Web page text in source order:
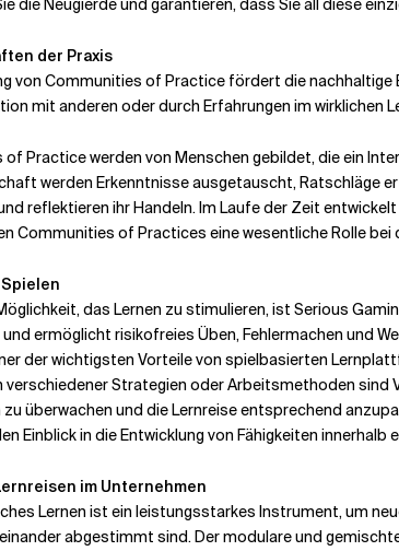
die Neugierde und garantieren, dass Sie all diese
der Praxis
von Communities of Practice fördert die nachhaltige
mit anderen oder durch Erfahrungen im wirklichen
Practice werden von Menschen gebildet, die ein
werden Erkenntnisse ausgetauscht, Ratschläge
reflektieren ihr Handeln. Im Laufe der Zeit
Communities of Practices eine wesentliche Rolle bei
das Lernen zu stimulieren, ist Serious
ermöglicht risikofreies Üben, Fehlermachen und
der wichtigsten Vorteile von spielbasierten
verschiedener Strategien oder Arbeitsmethoden sind
überwachen und die Lernreise entsprechend
Einblick in die Entwicklung von Fähigkeiten innerhalb
im Unternehmen
Lernen ist ein leistungsstarkes Instrument, um
abgestimmt sind. Der modulare und